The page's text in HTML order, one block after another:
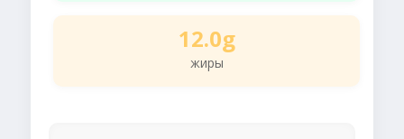
12.0g
жиры